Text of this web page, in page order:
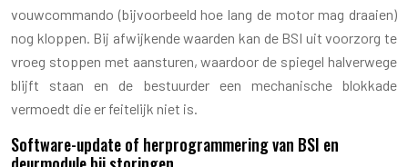
vouwcommando (bijvoorbeeld hoe lang de motor mag draaien)
nog kloppen. Bij afwijkende waarden kan de BSI uit voorzorg te
vroeg stoppen met aansturen, waardoor de spiegel halverwege
blijft staan en de bestuurder een mechanische blokkade
vermoedt die er feitelijk niet is.
Software-update of herprogrammering van BSI en